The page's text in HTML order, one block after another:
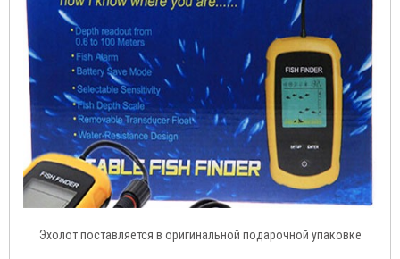
Эхолот поставляется в оригинальной подарочной упаковке